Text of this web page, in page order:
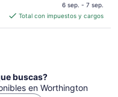
es
de
por
noche
6 sep. - 7 sep.
Total con impuestos y cargos
buscas?
en Worthington